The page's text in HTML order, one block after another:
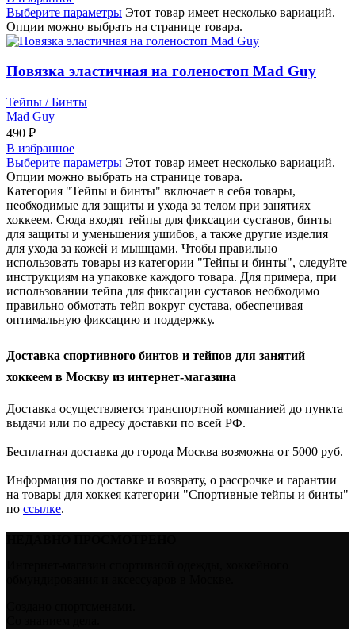
Выберите параметры Этот товар имеет несколько вариаций.
Опции можно выбрать на странице товара.
Повязка эластичная на голеностоп Mad Guy
Тейпы / Бинты
Mad Guy
490 ₽
В избранное
Выберите параметры Этот товар имеет несколько вариаций.
Опции можно выбрать на странице товара.
Категория "Тейпы и бинты" включает в себя товары,
необходимые для защиты и ухода за телом при занятиях
хоккеем. Сюда входят тейпы для фиксации суставов, бинты
для защиты и уменьшения ушибов, а также другие изделия
для ухода за кожей и мышцами. Чтобы правильно
использовать товары из категории "Тейпы и бинты", следуйте
инструкциям на упаковке каждого товара. Для примера, при
использовании тейпа для фиксации суставов необходимо
правильно обмотать тейп вокруг сустава, обеспечивая
оптимальную фиксацию и поддержку.
Доставка спортивного бинтов и тейпов для занятий
хоккеем в Москву из интернет-магазина
Доставка осуществляется транспортной компанией до пункта
выдачи или по адресу доставки по всей РФ.
Бесплатная доставка до города Москва возможна от 5000 руб.
Информация по доставке и возврату, о рассрочке и гарантии
на товары для хоккея категории "Спортивные тейпы и бинты"
по ссылке.